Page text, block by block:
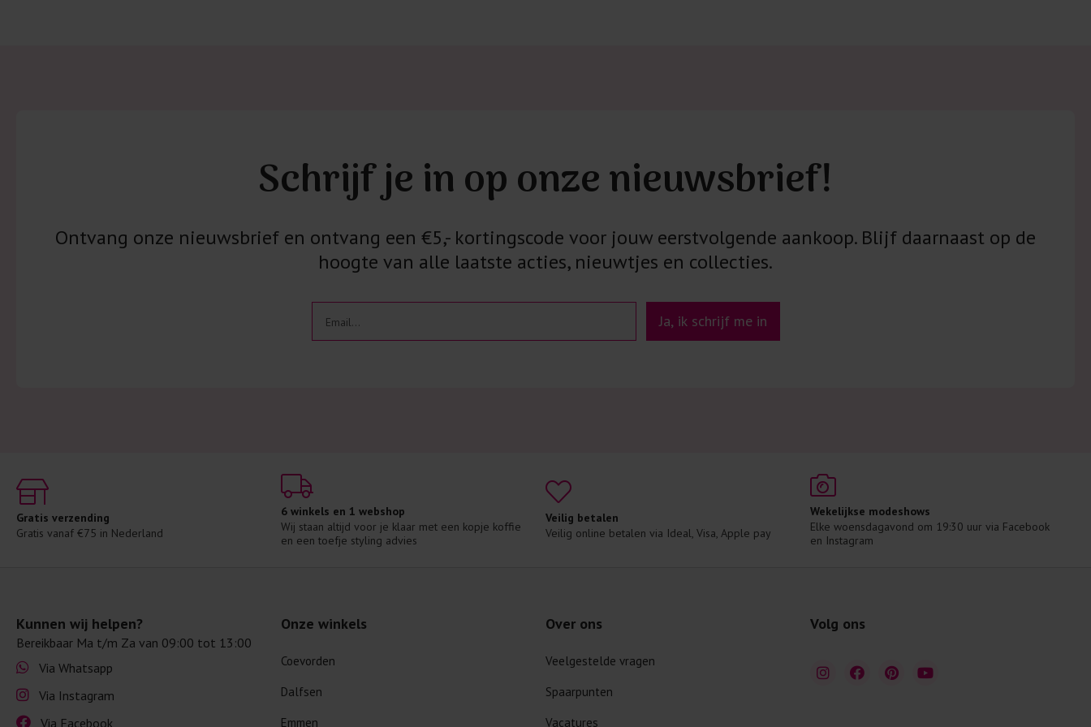
Schrijf je in op onze nieuwsbrief!
Ontvang onze nieuwsbrief en ontvang een €5,- kortingscode voor jouw eerstvolgende aankoop. Blijf daarnaast op de
hoogte van alle laatste acties, nieuwtjes en collecties.
Ja, ik schrijf me in
Gratis verzending
Gratis vanaf €75 in Nederland
6 winkels en 1 webshop
Wij staan altijd voor je klaar met een kopje koffie
en een toefje styling advies
Veilig betalen
Veilig online betalen via Ideal, Visa, Apple pay
Wekelijkse modeshows
Elke woensdagavond om 19:30 uur via Facebook
en Instagram
Kunnen wij helpen?
Bereikbaar Ma t/m Za van 09:00 tot 13:00
Via Whatsapp
Via Instagram
Via Facebook
Onze winkels
Coevorden
Dalfsen
Emmen
Over ons
Veelgestelde vragen
Spaarpunten
Vacatures
Volg ons